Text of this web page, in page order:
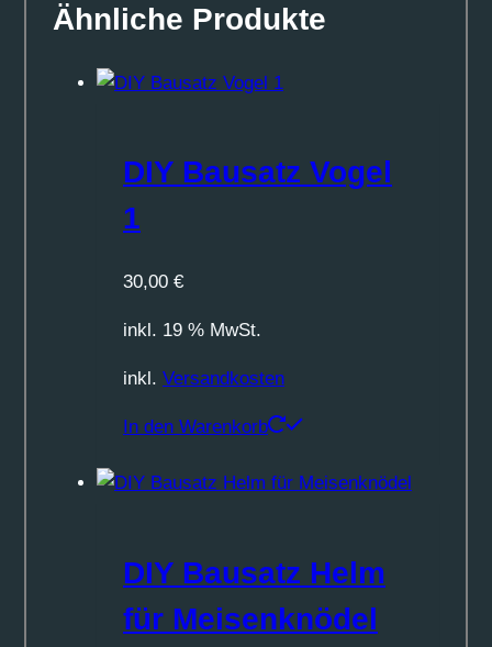
Ähnliche Produkte
DIY Bausatz Vogel
1
30,00 €
inkl. 19 % MwSt.
inkl. Versandkosten
In den Warenkorb
DIY Bausatz Helm
für Meisenknödel